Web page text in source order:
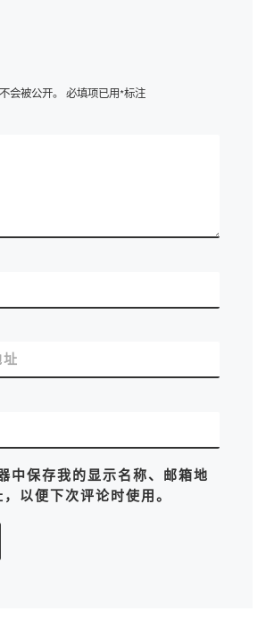
会被公开。 必填项已用*标注
中保存我的显示名称、邮箱地
以便下次评论时使用。